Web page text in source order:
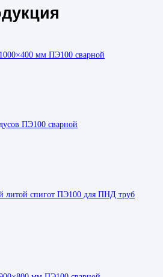
мм ПЭ100 сварной
ПЭ100 сварной
литой спигот ПЭ100 для ПНД труб